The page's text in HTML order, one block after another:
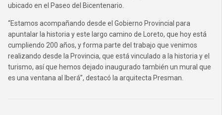
ubicado en el Paseo del Bicentenario.
“Estamos acompañando desde el Gobierno Provincial para
apuntalar la historia y este largo camino de Loreto, que hoy está
cumpliendo 200 años, y forma parte del trabajo que venimos
realizando desde la Provincia, que está vinculado a la historia y el
turismo, así que hemos dejado inaugurado también un mural que
es una ventana al Iberá”, destacó la arquitecta Presman.